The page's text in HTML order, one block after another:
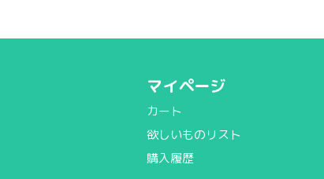
マイページ
カート
欲しいものリスト
購入履歴